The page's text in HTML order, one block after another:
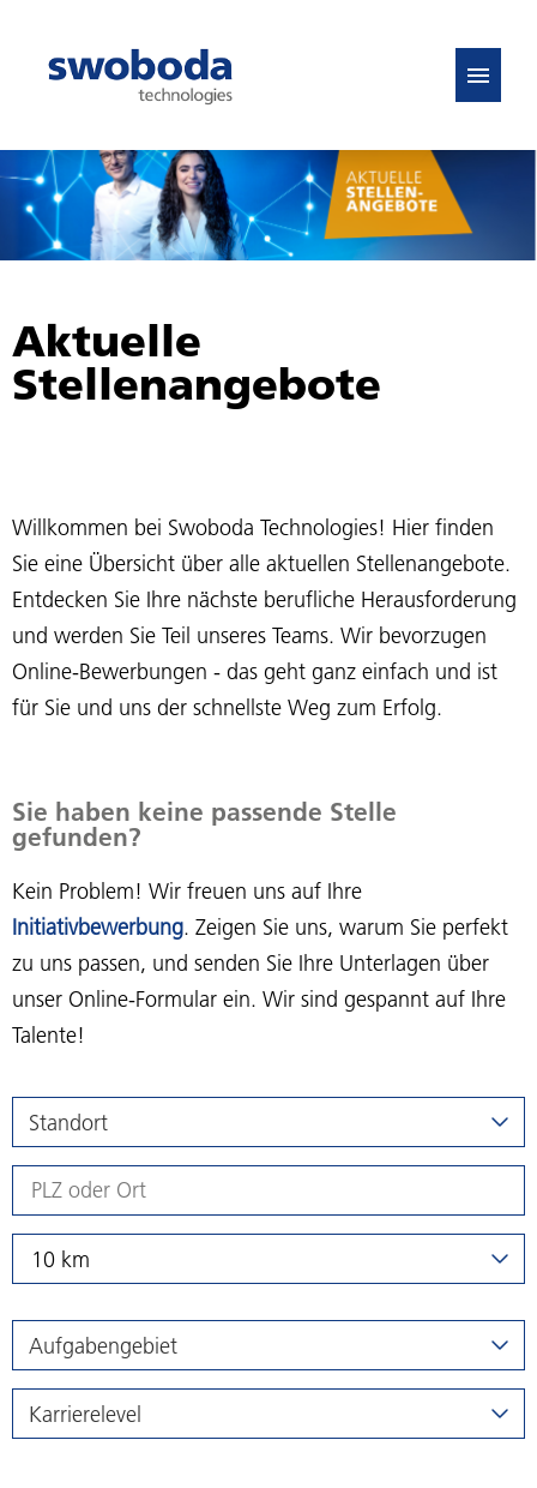
EN
Stellenangebote
Aktuelle
Stellenangebote
Willkommen bei Swoboda Technologies! Hier finden
Sie eine Übersicht über alle aktuellen Stellenangebote.
Entdecken Sie Ihre nächste berufliche Herausforderung
und werden Sie Teil unseres Teams. Wir bevorzugen
Online-Bewerbungen - das geht ganz einfach und ist
für Sie und uns der schnellste Weg zum Erfolg.
Sie haben keine passende Stelle
gefunden?
Kein Problem! Wir freuen uns auf Ihre
Initiativbewerbung. Zeigen Sie uns, warum Sie perfekt
zu uns passen, und senden Sie Ihre Unterlagen über
unser Online-Formular ein. Wir sind gespannt auf Ihre
Talente!
Standort
10 km
Aufgabengebiet
Karrierelevel